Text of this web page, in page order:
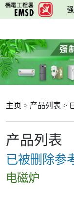
跳
至
要
内
容
主页 > 产品列表 >
产品列表
已被删除参
电磁炉